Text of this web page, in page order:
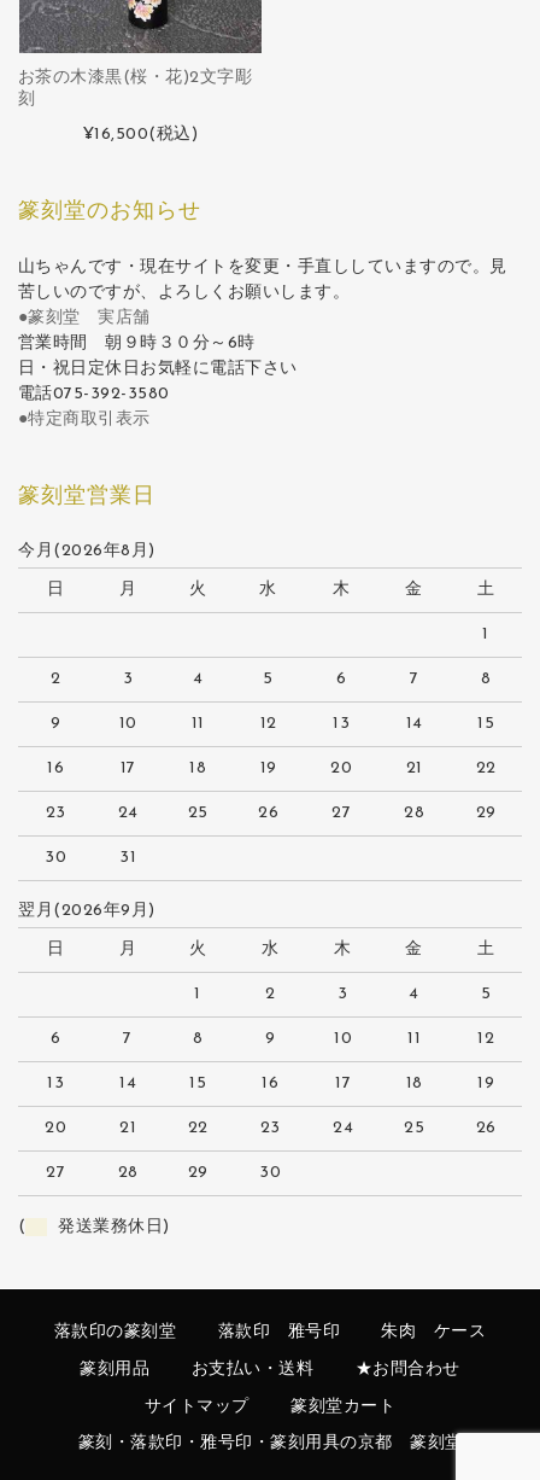
お茶の木漆黒(桜・花)2文字彫
刻
¥16,500(税込)
篆刻堂のお知らせ
山ちゃんです・現在サイトを変更・手直ししていますので。見
苦しいのですが、よろしくお願いします。
●篆刻堂 実店舗
営業時間 朝９時３０分～6時
日・祝日定休日お気軽に電話下さい
電話075-392-3580
●特定商取引表示
篆刻堂営業日
今月(2026年8月)
日 月 火 水 木 金 土
1
2 3 4 5 6 7 8
9 10 11 12 13 14 15
16 17 18 19 20 21 22
23 24 25 26 27 28 29
30 31
翌月(2026年9月)
日 月 火 水 木 金 土
1 2 3 4 5
6 7 8 9 10 11 12
13 14 15 16 17 18 19
20 21 22 23 24 25 26
27 28 29 30
( 発送業務休日)
落款印の篆刻堂 落款印 雅号印 朱肉 ケース
篆刻用品 お支払い・送料 ★お問合わせ
サイトマップ 篆刻堂カート
篆刻・落款印・雅号印・篆刻用具の京都 篆刻堂